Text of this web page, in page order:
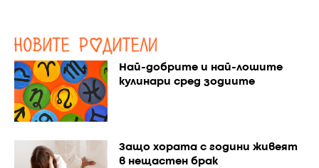
Най-добрите и най-лошите
кулинари сред зодиите
Защо хората с години живеят
в нещастен брак